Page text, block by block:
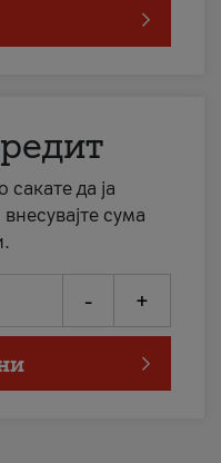
сакате да ја
сума
- +